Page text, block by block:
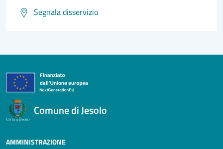
Segnala disservizio
Comune di Jesolo
AMMINISTRAZIONE